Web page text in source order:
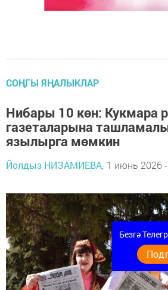
СОҢГЫ ЯҢАЛЫКЛАР
Нибары 10 көн: Кукмара
газеталарына
язылырга мөмкин
Йолдыз НИЗАМИЕВА, 1 июнь 2026
Безгә